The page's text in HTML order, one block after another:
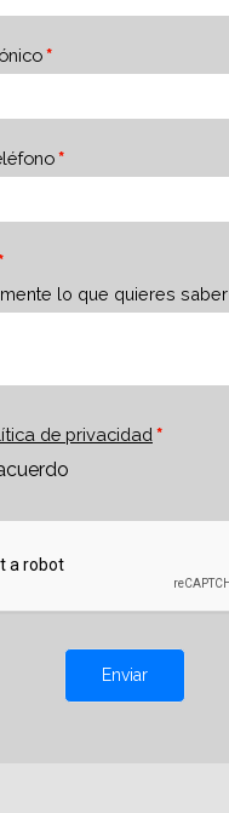
lo que quieres saber
de privacidad
Enviar